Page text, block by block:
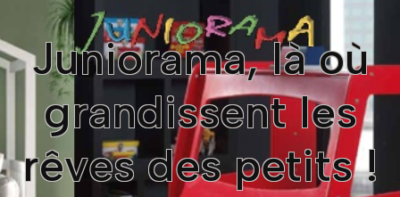
Juniorama, là où
grandissent les
rêves des petits !